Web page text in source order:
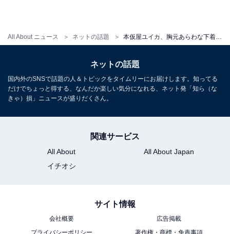
All About ニュース ネットの話題 本仮屋ユイカ、胸元あらわな下着姿の写真集オフショットを公開！ 「めちゃくちゃ綺麗」「艶っぽい」
ネットの話題
国内外のSNSで話題の人＆トピックをタイムリーにお届けします。知ってる
だけでちょっと得する、なんだか楽しい気分になれる、ネット発「知ら（な
きゃ）損」ニュースが盛りだくさん。
関連サービス
All About
All About Japan
イチオシ
サイト情報
会社概要
広告掲載
プライバシーポリシー
著作権・商標・免責事項